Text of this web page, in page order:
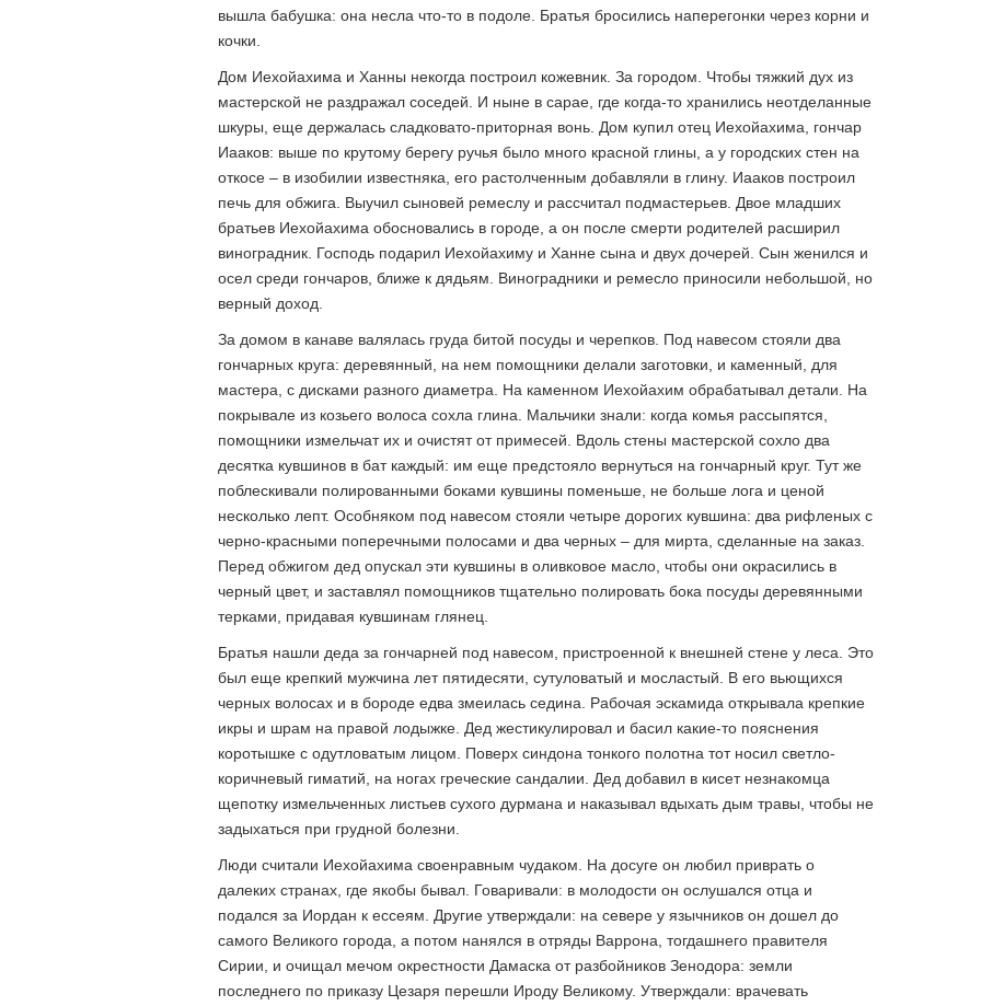
вышла бабушка: она несла что-то в подоле. Братья бросились наперегонки через корни и
кочки.
Дом Иехойахима и Ханны некогда построил кожевник. За городом. Чтобы тяжкий дух из
мастерской не раздражал соседей. И ныне в сарае, где когда-то хранились неотделанные
шкуры, еще держалась сладковато-приторная вонь. Дом купил отец Иехойахима, гончар
Иааков: выше по крутому берегу ручья было много красной глины, а у городских стен на
откосе – в изобилии известняка, его растолченным добавляли в глину. Иааков построил
печь для обжига. Выучил сыновей ремеслу и рассчитал подмастерьев. Двое младших
братьев Иехойахима обосновались в городе, а он после смерти родителей расширил
виноградник. Господь подарил Иехойахиму и Ханне сына и двух дочерей. Сын женился и
осел среди гончаров, ближе к дядьям. Виноградники и ремесло приносили небольшой, но
верный доход.
За домом в канаве валялась груда битой посуды и черепков. Под навесом стояли два
гончарных круга: деревянный, на нем помощники делали заготовки, и каменный, для
мастера, с дисками разного диаметра. На каменном Иехойахим обрабатывал детали. На
покрывале из козьего волоса сохла глина. Мальчики знали: когда комья рассыпятся,
помощники измельчат их и очистят от примесей. Вдоль стены мастерской сохло два
десятка кувшинов в бат каждый: им еще предстояло вернуться на гончарный круг. Тут же
поблескивали полированными боками кувшины поменьше, не больше лога и ценой
несколько лепт. Особняком под навесом стояли четыре дорогих кувшина: два рифленых с
черно-красными поперечными полосами и два черных – для мирта, сделанные на заказ.
Перед обжигом дед опускал эти кувшины в оливковое масло, чтобы они окрасились в
черный цвет, и заставлял помощников тщательно полировать бока посуды деревянными
терками, придавая кувшинам глянец.
Братья нашли деда за гончарней под навесом, пристроенной к внешней стене у леса. Это
был еще крепкий мужчина лет пятидесяти, сутуловатый и мосластый. В его вьющихся
черных волосах и в бороде едва змеилась седина. Рабочая эскамида открывала крепкие
икры и шрам на правой лодыжке. Дед жестикулировал и басил какие-то пояснения
коротышке с одутловатым лицом. Поверх синдона тонкого полотна тот носил светло-
коричневый гиматий, на ногах греческие сандалии. Дед добавил в кисет незнакомца
щепотку измельченных листьев сухого дурмана и наказывал вдыхать дым травы, чтобы не
задыхаться при грудной болезни.
Люди считали Иехойахима своенравным чудаком. На досуге он любил приврать о
далеких странах, где якобы бывал. Говаривали: в молодости он ослушался отца и
подался за Иордан к ессеям. Другие утверждали: на севере у язычников он дошел до
самого Великого города, а потом нанялся в отряды Варрона, тогдашнего правителя
Сирии, и очищал мечом окрестности Дамаска от разбойников Зенодора: земли
последнего по приказу Цезаря перешли Ироду Великому. Утверждали: врачевать